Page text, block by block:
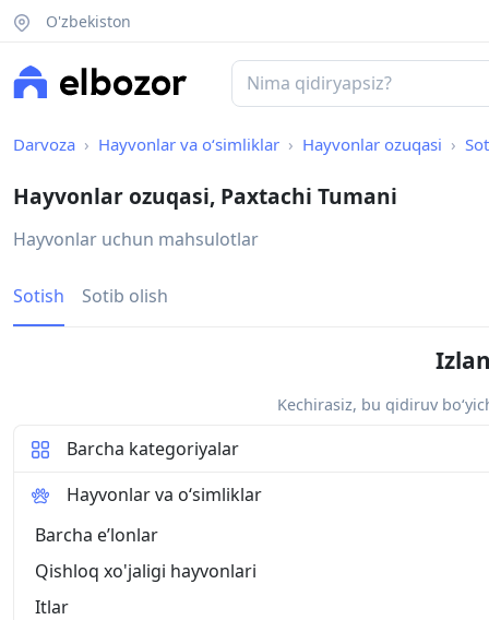
O'zbekiston
Darvoza Hayvonlar va o‘simliklar Hayvonlar ozuqasi
Hayvonlar ozuqasi, Paxtachi Tumani
Hayvonlar uchun mahsulotlar
Sotish Sotib olish
Kechirasiz, bu qidiruv
Barcha kategoriyalar
Hayvonlar va o‘simliklar
Barcha eʼlonlar
Qishloq xo'jaligi hayvonlari
Itlar